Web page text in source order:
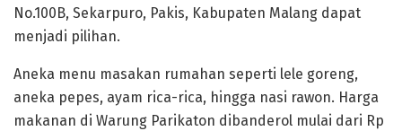
No.100B, Sekarpuro, Pakis, Kabupaten Malang dapat
menjadi pilihan.
Aneka menu masakan rumahan seperti lele goreng,
aneka pepes, ayam rica-rica, hingga nasi rawon. Harga
makanan di Warung Parikaton dibanderol mulai dari Rp